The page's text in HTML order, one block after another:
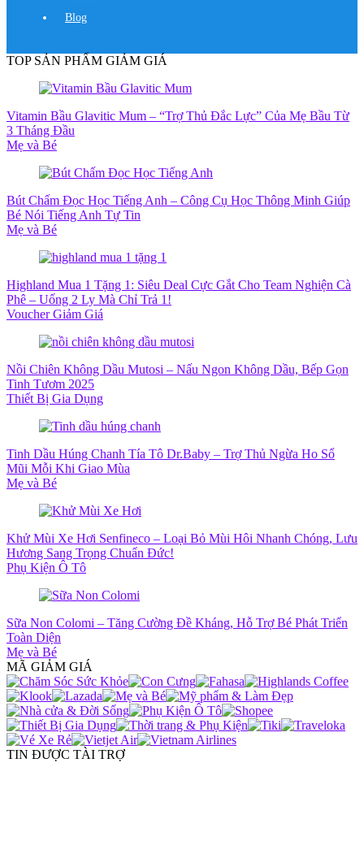
Blog
TOP SẢN PHẨM GIẢM GIÁ
Vitamin Bầu Glavitic Mum – “Trợ Thủ Đắc Lực” Của Mẹ Bầu Từ
3 Tháng Đầu
Mẹ và Bé
Bút Chấm Đọc Học Tiếng Anh – Công Cụ Học Thông Minh Giúp
Bé Nói Tiếng Anh Tự Tin
Mẹ và Bé
Highland Mua 1 Tặng 1: Siêu Deal Cực Gắt Cho Team Nghiện Cà
Phê – Uống 2 Ly Mà Chỉ Trả 1!
Voucher Giảm Giá
Nồi Chiên Không Dầu Mutosi – Nấu Ngon Không Dầu, Bếp Gọn
Tinh Tươm 2025
Thiết Bị Gia Dụng
Tinh Dầu Húng Chanh Tía Tô Dr.Baby – Trợ Thủ Ngừa Ho Sổ
Mũi Mỗi Khi Giao Mùa
Mẹ và Bé
Khử Mùi Xe Hơi Senfineco – Loại Bỏ Mùi Hôi Nhanh Chóng, Lưu
Hương Sang Trọng Chuẩn Đức!
Phụ Kiện Ô Tô
Sữa Non Colomi – Tăng Cường Đề Kháng, Hỗ Trợ Bé Phát Triển
Toàn Diện
Mẹ và Bé
MÃ GIẢM GIÁ
TIN ĐƯỢC TÀI TRỢ